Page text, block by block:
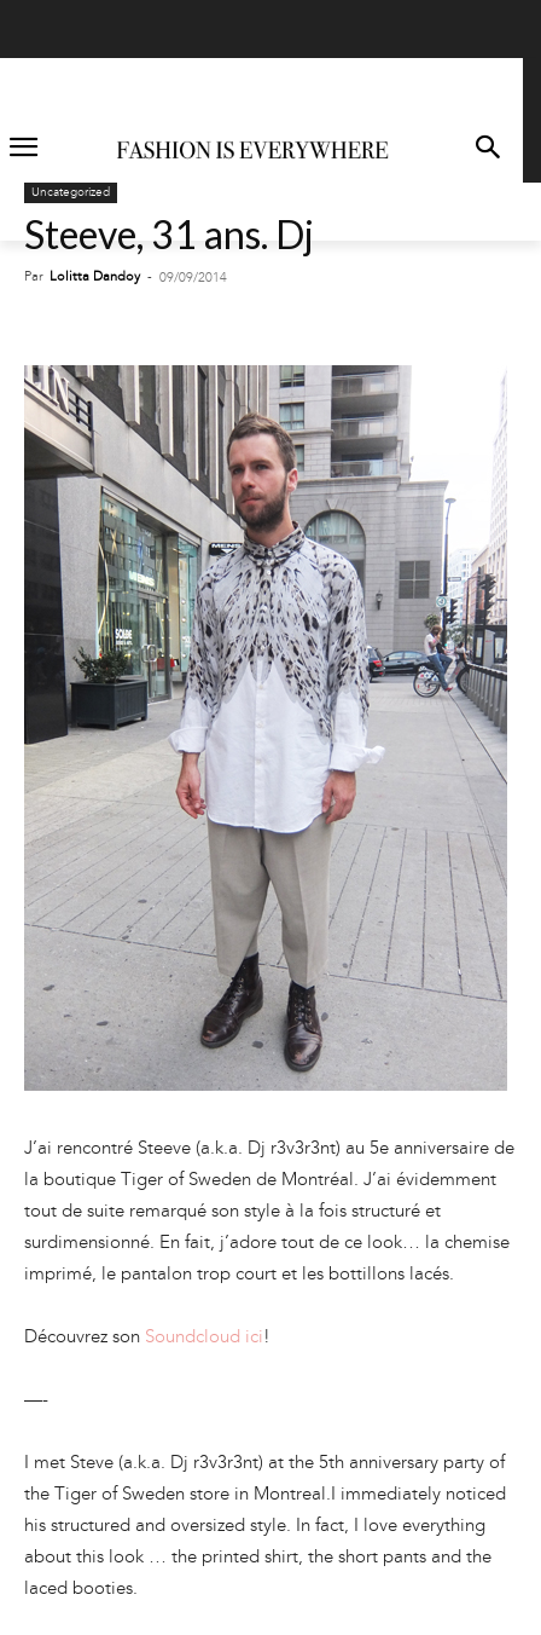
Uncategorized
Steeve, 31 ans. Dj
Par Lolitta Dandoy - 09/09/2014
J’ai rencontré Steeve (a.k.a. Dj r3v3r3nt) au 5e anniversaire de
la boutique Tiger of Sweden de Montréal. J’ai évidemment
tout de suite remarqué son style à la fois structuré et
surdimensionné. En fait, j’adore tout de ce look… la chemise
imprimé, le pantalon trop court et les bottillons lacés.
Découvrez son Soundcloud ici!
—-
I met Steve (a.k.a. Dj r3v3r3nt) at the 5th anniversary party of
the Tiger of Sweden store in Montreal.I immediately noticed
his structured and oversized style. In fact, I love everything
about this look … the printed shirt, the short pants and the
laced booties.